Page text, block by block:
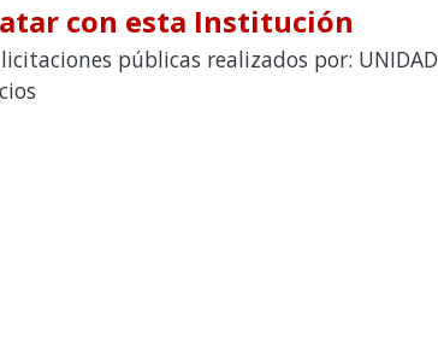
con esta Institución
públicas realizados por: UNIDAD